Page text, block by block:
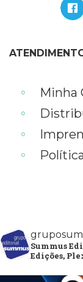
Minha
Summus
Edições,